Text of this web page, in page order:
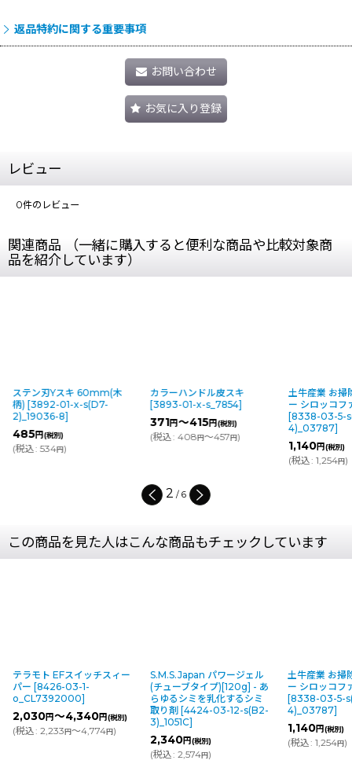
返品特約に関する重要事項
お問い合わせ
お気に入り登録
レビュー
0件のレビュー
関連商品 （一緒に購入すると便利な商品や比較対象商
品を紹介しています）
ステン刃Yスキ 60mm(木
柄) [3892-01-x-s(D7-
2)_19036-8]
485円(税別)
(税込: 534円)
カラーハンドル皮スキ
[3893-01-x-s_7854]
371円～415円(税別)
(税込: 408円～457円)
土牛産業 お掃
ー シロッコフ
[8338-03-5-
4)_03787]
1,140円(税別)
(税込: 1,254円)
2 / 6
この商品を見た人はこんな商品もチェックしています
テラモト EFスイッチスィー
パー [8426-03-1-
o_CL7392000]
2,030円～4,340円(税別)
(税込: 2,233円～4,774円)
S.M.S.Japan パワージェル
(チューブタイプ)[120g] - あ
らゆるシミを乳化するシミ
取り剤 [4424-03-12-s(B2-
3)_1051C]
2,340円(税別)
(税込: 2,574円)
土牛産業 お掃
ー シロッコフ
[8338-03-5-
4)_03787]
1,140円(税別)
(税込: 1,254円)